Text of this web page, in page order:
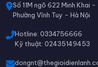
Số 11M ngõ 622 Minh Khai -
Phường Vĩnh Tuy - Hà Nội
Hotline: 0334756666
Kỹ thuật: 02435149453